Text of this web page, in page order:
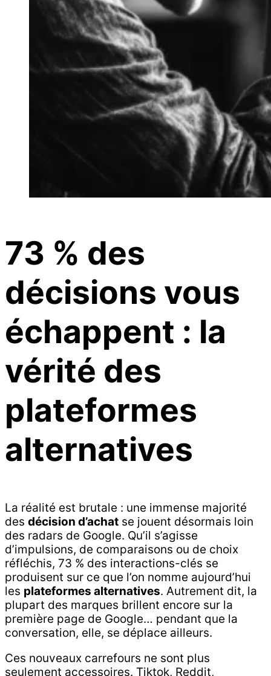
73 % des
décisions vous
échappent : la
vérité des
plateformes
alternatives
La réalité est brutale : une immense majorité
des décision d’achat se jouent désormais loin
des radars de Google. Qu’il s’agisse
d’impulsions, de comparaisons ou de choix
réfléchis, 73 % des interactions-clés se
produisent sur ce que l’on nomme aujourd’hui
les plateformes alternatives. Autrement dit, la
plupart des marques brillent encore sur la
première page de Google… pendant que la
conversation, elle, se déplace ailleurs.
Ces nouveaux carrefours ne sont plus
seulement accessoires. Tiktok, Reddit,